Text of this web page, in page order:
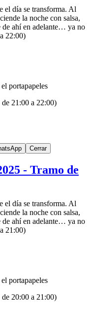
el día se transforma. Al
la noche con salsa,
de ahí en adelante… ya no
22:00)
portapapeles
21:00 a 22:00)
Cerrar
- Tramo de
el día se transforma. Al
la noche con salsa,
de ahí en adelante… ya no
21:00)
portapapeles
20:00 a 21:00)